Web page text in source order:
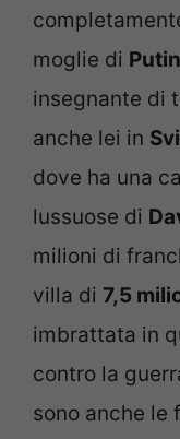
moglie di Putin
insegnante di
anche lei in
dove ha una
lussuose di
milioni di
villa di 7,5
imbrattata in
contro la
sono anche le